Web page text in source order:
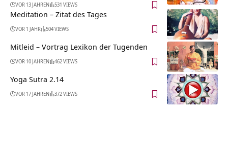
VOR 13 JAHREN 531 VIEWS
Meditation – Zitat des Tages
VOR 1 JAHR 504 VIEWS
Mitleid – Vortrag Lexikon der Tugenden
VOR 10 JAHREN 462 VIEWS
Yoga Sutra 2.14
VOR 17 JAHREN 372 VIEWS